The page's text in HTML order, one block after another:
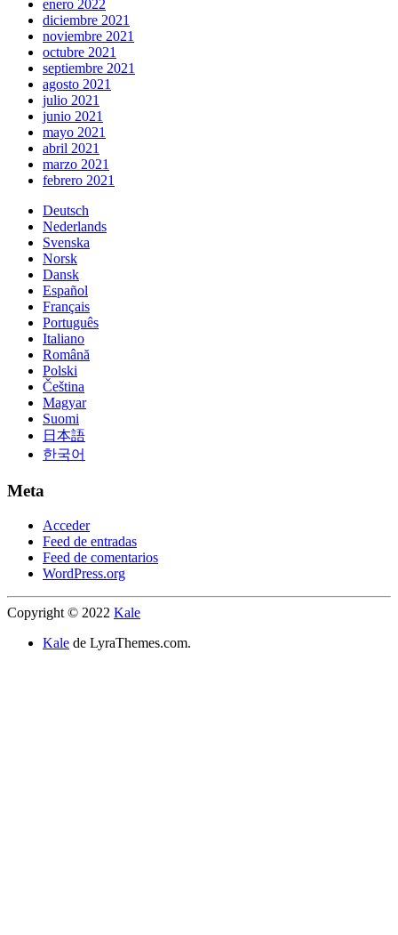
enero 2022
diciembre 2021
noviembre 2021
octubre 2021
septiembre 2021
agosto 2021
julio 2021
junio 2021
mayo 2021
abril 2021
marzo 2021
febrero 2021
Deutsch
Nederlands
Svenska
Norsk
Dansk
Español
Français
Português
Italiano
Română
Polski
Čeština
Magyar
Suomi
日本語
한국어
Meta
Acceder
Feed de entradas
Feed de comentarios
WordPress.org
Copyright © 2022 Kale
Kale de LyraThemes.com.